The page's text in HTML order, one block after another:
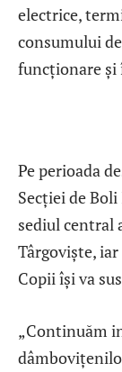
electrice,
consumului
funcționare
Pe perioada
Secției de
sediul central
Târgoviște,
Copii își va
„Continuăm